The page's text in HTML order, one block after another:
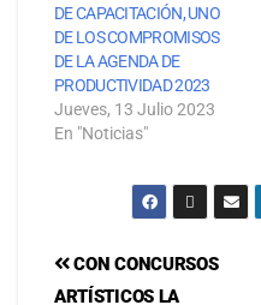
DE CAPACITACIÓN, UNO
DE LOS COMPROMISOS
DE LA AGENDA DE
PRODUCTIVIDAD 2023
Jueves, 13 Julio 2023
En "Noticias"
CON CONCURSOS
ARTÍSTICOS LA